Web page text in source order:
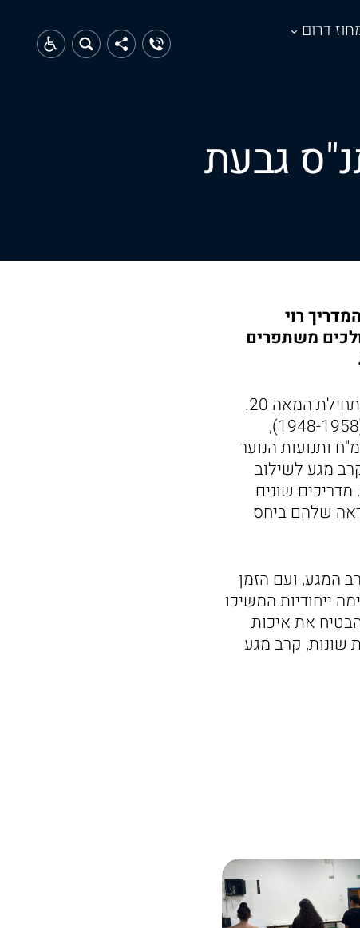
דרום
גבעת
רוי
משתפרים
קרב מגע היא שיטת לחימה ישראלית אוטנטית, אשר התפתחה בארץ החל מתחילת המאה 20.
עם הקמת מדינת ישראל וצה"ל בשנת 1948, ובמהלך הראשון עשור לקיומו (1948-1958),
ותנועות הנוער
מגע לשילוב
מדריכים שונים
שלהם ביחס
המגע, ועם הזמן
טכניקות ושיטות לחימה ייחודיות המשיכו
את איכות
שונות, קרב מגע